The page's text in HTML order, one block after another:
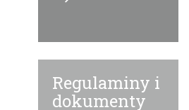
Regulaminy i
dokumenty